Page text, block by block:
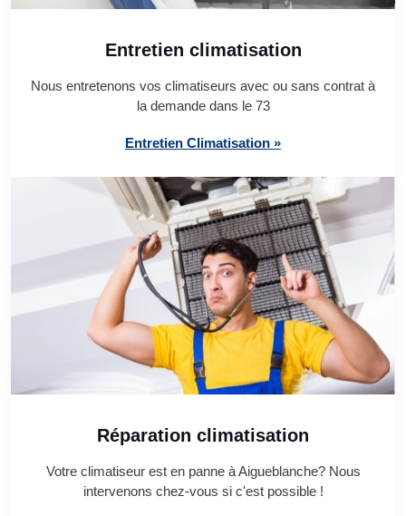
Entretien climatisation
Nous entretenons vos climatiseurs avec ou sans contrat à
la demande dans le 73
Entretien Climatisation »
Réparation climatisation
Votre climatiseur est en panne à Aigueblanche? Nous
intervenons chez-vous si c'est possible !